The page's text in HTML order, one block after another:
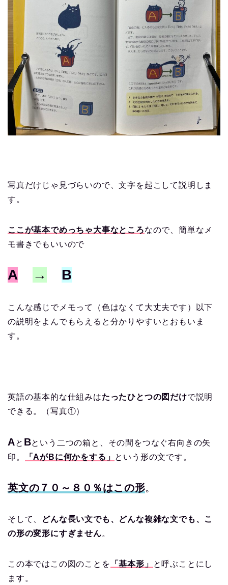
写真だけじゃ見づらいので、文字を起こして説明しま
す。
ここが基本でめっちゃ大事なところなので、簡単なメ
モ書きでもいいので
A → B
こんな感じでメモって（色はなくて大丈夫です）以下
の説明をよんでもらえると分かりやすいとおもいま
す。
英語の基本的な仕組みはたったひとつの図だけで説明
できる。（写真①）
Aと Bという二つの箱と、その間をつなぐ右向きの矢
印。
「AがBに何かをする」 という形の文です。
英文の７０～８０％はこの形。
そして、
どんな長い文でも、どんな複雑な文でも、こ
の形の変形にすぎません。
この本ではこの図のことを 「基本形」
と呼ぶことにし
ます。